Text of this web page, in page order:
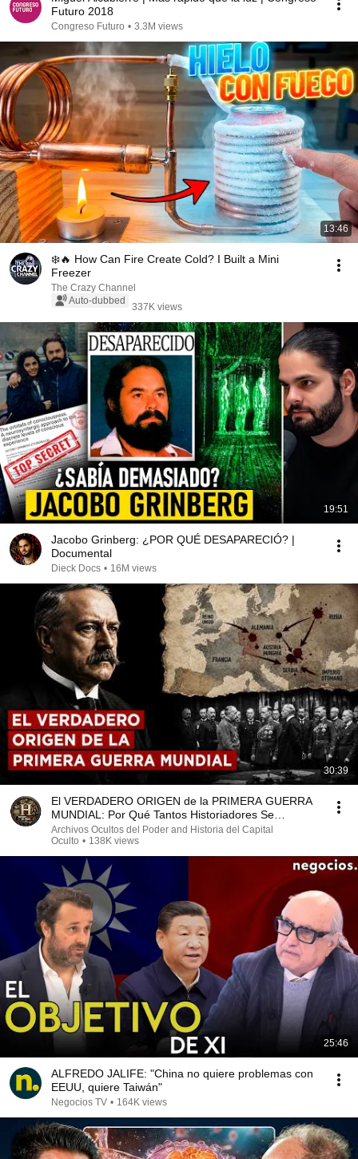
Futuro 2018
Congreso Futuro • 3.3M views
13:46
❄️🔥 How Can Fire Create Cold? I Built a Mini
Freezer
The Crazy Channel
Auto-dubbed
337K views
19:51
Jacobo Grinberg: ¿POR QUÉ DESAPARECIÓ? |
Documental
Dieck Docs • 16M views
30:39
El VERDADERO ORIGEN de la PRIMERA GUERRA
MUNDIAL: Por Qué Tantos Historiadores Se
Equivocan
Archivos Ocultos del Poder and Historia del Capital
Oculto • 138K views
25:46
ALFREDO JALIFE: "China no quiere problemas con
EEUU, quiere Taiwán"
Negocios TV • 164K views